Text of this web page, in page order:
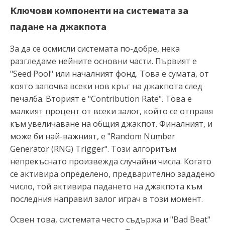
Ключови компоненти на системата за
падане на джакпота
За да се осмисли системата по-добре, нека
разгледаме нейните основни части. Първият е
"Seed Pool" или началният фонд. Това е сумата, от
която започва всеки нов кръг на джакпота след
печалба. Вторият е "Contribution Rate". Това е
малкият процент от всеки залог, който се отправя
към увеличаване на общия джакпот. Финалният, и
може би най-важният, е "Random Number
Generator (RNG) Trigger". Този алгоритъм
непрекъснато произвежда случайни числа. Когато
се активира определено, предварително зададено
число, той активира падането на джакпота към
последния направил залог играч в този момент.
Освен това, системата често съдържа и "Bad Beat"